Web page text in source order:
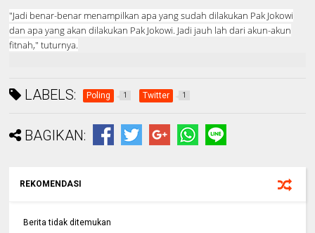
"Jadi benar-benar menampilkan apa yang sudah dilakukan Pak Jokowi
dan apa yang akan dilakukan Pak Jokowi. Jadi jauh lah dari akun-akun
fitnah," tuturnya.
LABELS: Poling 1 Twitter 1
BAGIKAN:
REKOMENDASI
Berita tidak ditemukan